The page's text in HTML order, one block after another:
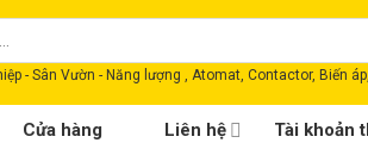
- Sân Vườn - Năng lượng , Atomat, Contactor, Biến
Cửa hàng Liên hệ Tài khoản